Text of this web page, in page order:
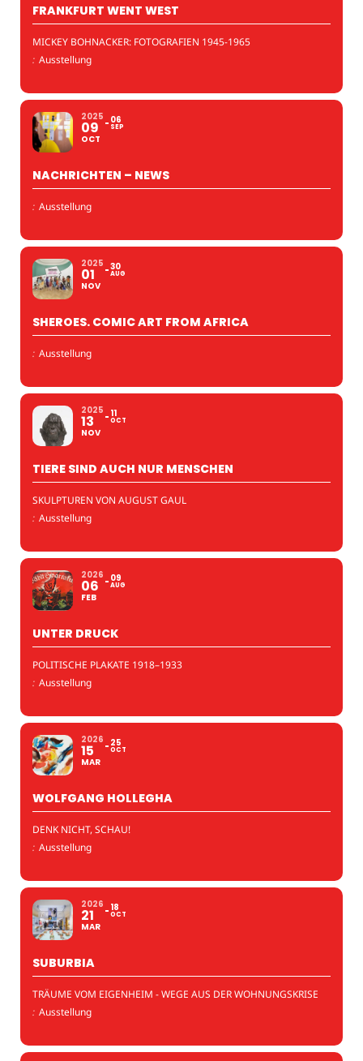
FRANKFURT WENT WEST
MICKEY BOHNACKER: FOTOGRAFIEN 1945-1965
: Ausstellung
2025
09
OCT
06
SEP
NACHRICHTEN – NEWS
: Ausstellung
2025
01
NOV
30
AUG
SHEROES. COMIC ART FROM AFRICA
: Ausstellung
2025
13
NOV
11
OCT
TIERE SIND AUCH NUR MENSCHEN
SKULPTUREN VON AUGUST GAUL
: Ausstellung
2026
06
FEB
09
AUG
UNTER DRUCK
POLITISCHE PLAKATE 1918–1933
: Ausstellung
2026
15
MAR
25
OCT
WOLFGANG HOLLEGHA
DENK NICHT, SCHAU!
: Ausstellung
2026
21
MAR
18
OCT
SUBURBIA
TRÄUME VOM EIGENHEIM - WEGE AUS DER WOHNUNGSKRISE
: Ausstellung